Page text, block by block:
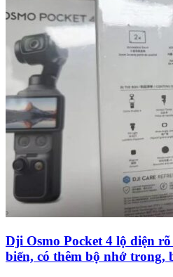
Dji Osmo Pocket 4 lộ diện
biến, có thêm bộ nhớ trong,